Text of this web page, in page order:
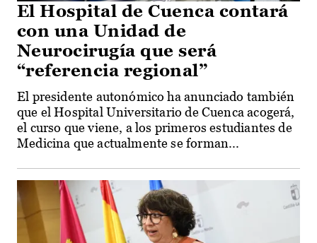
El Hospital de Cuenca contará
con una Unidad de
Neurocirugía que será
“referencia regional”
El presidente autonómico ha anunciado también
que el Hospital Universitario de Cuenca acogerá,
el curso que viene, a los primeros estudiantes de
Medicina que actualmente se forman...